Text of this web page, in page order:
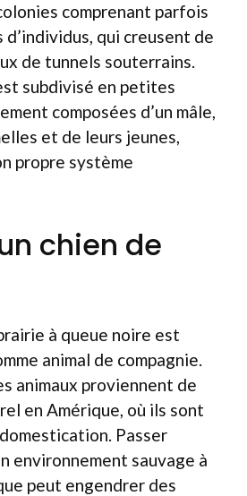
comprenant parfois
d’individus, qui creusent de
de tunnels souterrains.
subdivisé en petites
composées d’un mâle,
et de leurs jeunes,
propre système
chien de
à queue noire est
animal de compagnie.
animaux proviennent de
en Amérique, où ils sont
Passer
environnement sauvage à
peut engendrer des